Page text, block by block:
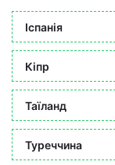
Іспанія
Кіпр
Таїланд
Туреччина